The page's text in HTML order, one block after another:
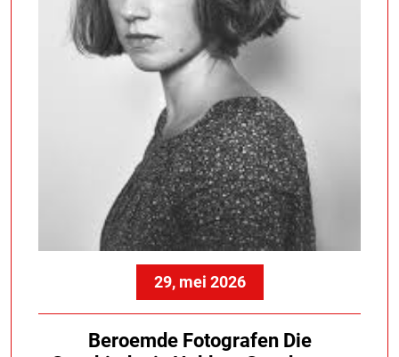
29, mei 2026
Beroemde Fotografen Die